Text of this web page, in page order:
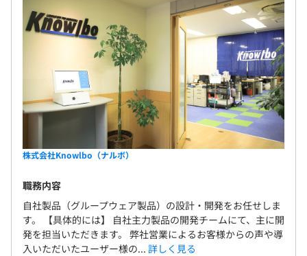
株式会社Knowlbo（ナルボ）
職務内容
自社製品（グループウェア製品）の設計・開発をお任せしま
す。 【具体的には】 自社主力製品の開発チームにて、主に開
発を担当いただきます。 弊社営業によるお客様からの声や導
入いただいたユーザー様の... 詳しく見る